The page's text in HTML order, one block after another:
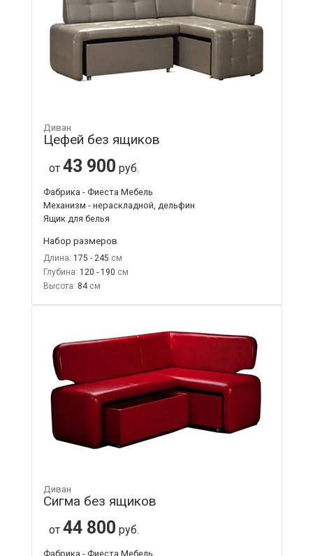
Диван
Цефей без ящиков
от 43 900 руб.
Фабрика - Фиеста Мебель
Механизм - нераскладной, дельфин
Ящик для белья
Набор размеров
Длина: 175 - 245
Глубина: 120 - 190
Высота: 84
Диван
Сигма без ящиков
от 44 800 руб.
Фабрика - Фиеста Мебель